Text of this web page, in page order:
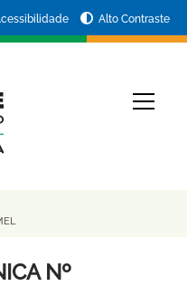
Alto Contraste
Nº